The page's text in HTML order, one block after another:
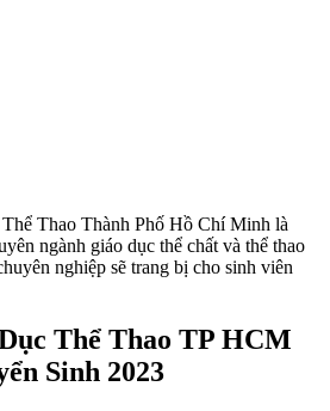
Thao Thành Phố Hồ Chí Minh là
ngành giáo dục thể chất và thể thao
nghiệp sẽ trang bị cho sinh viên
Thể Thao TP HCM
Sinh 2023